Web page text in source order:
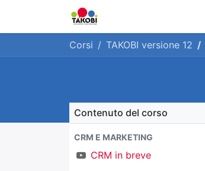
Corsi TAKOBI versione 12
Contenuto del corso
CRM E MARKETING
CRM in breve